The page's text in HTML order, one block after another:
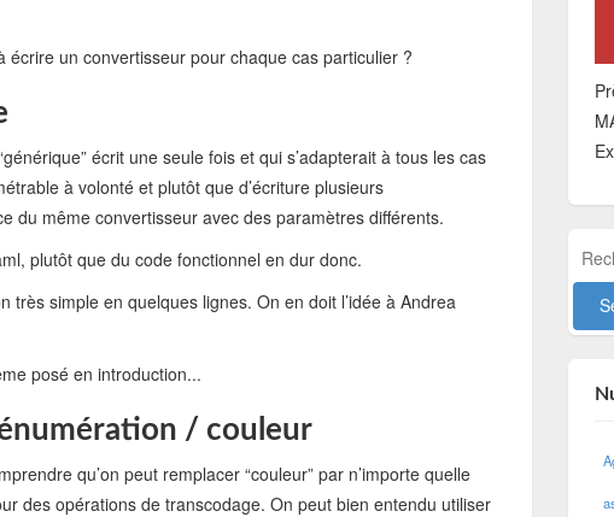
un convertisseur pour chaque cas particulier ?
écrit une seule fois et qui s’adapterait à tous les cas
à volonté et plutôt que d’écriture plusieurs
du même convertisseur avec des paramètres différents.
plutôt que du code fonctionnel en dur donc.
très simple en quelques lignes. On en doit l’idée à Andrea
posé en introduction...
/ couleur
qu’on peut remplacer “couleur” par n’importe quelle
des opérations de transcodage. On peut bien entendu utiliser